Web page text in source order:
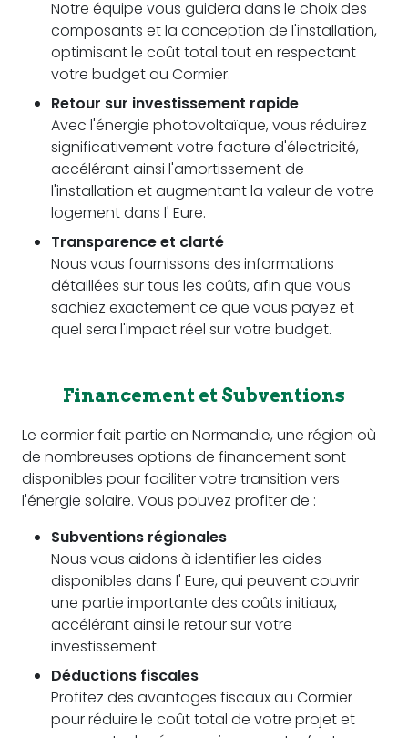
Notre équipe vous guidera dans le choix des
composants et la conception de l'installation,
optimisant le coût total tout en respectant
votre budget au Cormier.
Retour sur investissement rapide
Avec l'énergie photovoltaïque, vous réduirez
significativement votre facture d'électricité,
accélérant ainsi l'amortissement de
l'installation et augmentant la valeur de votre
logement dans l' Eure.
Transparence et clarté
Nous vous fournissons des informations
détaillées sur tous les coûts, afin que vous
sachiez exactement ce que vous payez et
quel sera l'impact réel sur votre budget.
Financement et Subventions
Le cormier fait partie en Normandie, une région où
de nombreuses options de financement sont
disponibles pour faciliter votre transition vers
l'énergie solaire. Vous pouvez profiter de :
Subventions régionales
Nous vous aidons à identifier les aides
disponibles dans l' Eure, qui peuvent couvrir
une partie importante des coûts initiaux,
accélérant ainsi le retour sur votre
investissement.
Déductions fiscales
Profitez des avantages fiscaux au Cormier
pour réduire le coût total de votre projet et